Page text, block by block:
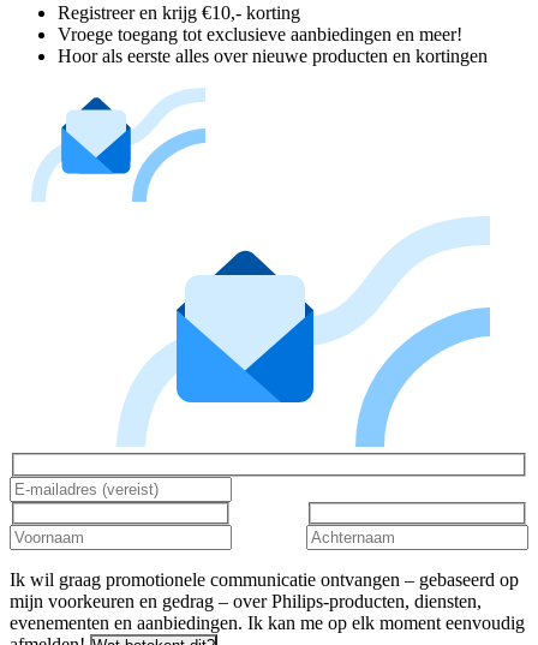
Registreer en krijg €10,- korting
Vroege toegang tot exclusieve aanbiedingen en meer!
Hoor als eerste alles over nieuwe producten en kortingen
Ik wil graag promotionele communicatie ontvangen – gebaseerd op
mijn voorkeuren en gedrag – over Philips-producten, diensten,
evenementen en aanbiedingen. Ik kan me op elk moment eenvoudig